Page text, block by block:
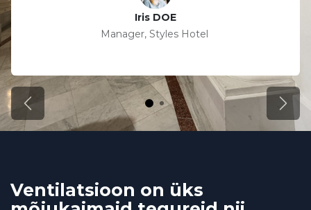
Iris DOE
Manager, Styles Hotel
Previous Next
Ventilatsioon on üks